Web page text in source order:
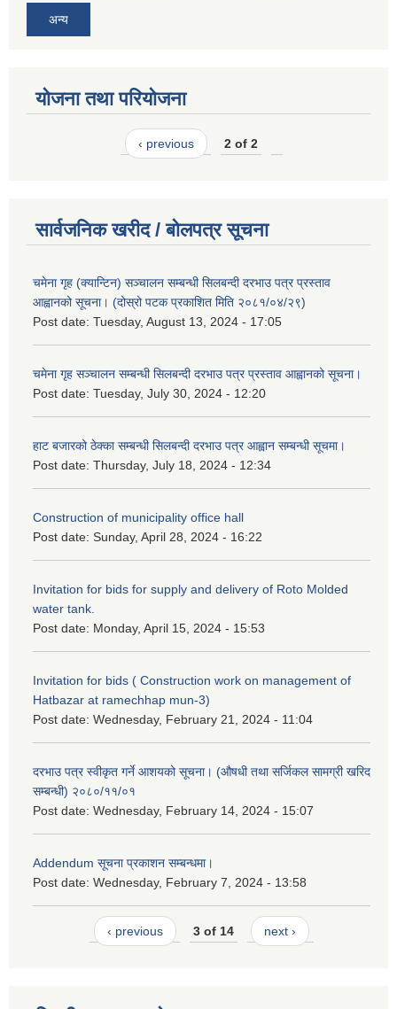
अन्य
योजना तथा परियोजना
‹ previous 2 of 2
सार्वजनिक खरीद / बोलपत्र सूचना
चमेना गृह (क्यान्टिन) सञ्चालन सम्बन्धी सिलबन्दी दरभाउ पत्र प्रस्ताव
आह्वानको सूचना। (दोस्रो पटक प्रकाशित मिति २०८१/०४/२९)
Post date: Tuesday, August 13, 2024 - 17:05
चमेना गृह सञ्चालन सम्बन्धी सिलबन्दी दरभाउ पत्र प्रस्ताव आह्वानको सूचना।
Post date: Tuesday, July 30, 2024 - 12:20
हाट बजारको ठेक्का सम्बन्धी सिलबन्दी दरभाउ पत्र आह्वान सम्बन्धी सूचमा।
Post date: Thursday, July 18, 2024 - 12:34
Construction of municipality office hall
Post date: Sunday, April 28, 2024 - 16:22
Invitation for bids for supply and delivery of Roto Molded
water tank.
Post date: Monday, April 15, 2024 - 15:53
Invitation for bids ( Construction work on management of
Hatbazar at ramechhap mun-3)
Post date: Wednesday, February 21, 2024 - 11:04
दरभाउ पत्र स्वीकृत गर्ने आशयको सूचना। (औषधी तथा सर्जिकल सामग्री खरिद
सम्बन्धी) २०८०/११/०१
Post date: Wednesday, February 14, 2024 - 15:07
Addendum सूचना प्रकाशन सम्बन्धमा।
Post date: Wednesday, February 7, 2024 - 13:58
‹ previous 3 of 14 next ›